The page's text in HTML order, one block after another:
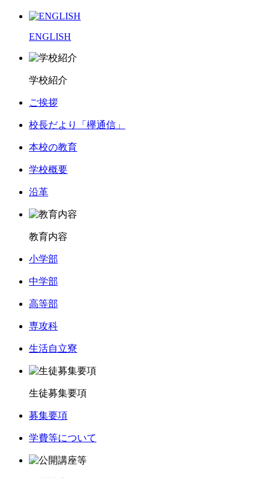
ENGLISH
学校紹介
ご挨拶
校長だより「欅通信」
本校の教育
学校概要
沿革
教育内容
小学部
中学部
高等部
専攻科
生活自立寮
生徒募集要項
募集要項
学費等について